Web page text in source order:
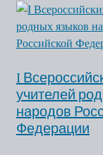
I
учителей
народов
Федерации